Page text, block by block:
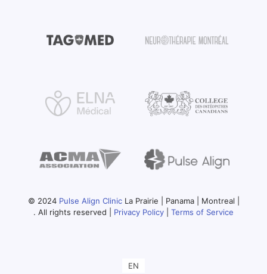
© 2024 Pulse Align ClinicLa Prairie | Panama | Montreal |
. All rights reserved | Privacy Policy Terms of Service
EN